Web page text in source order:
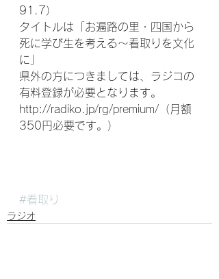
91.7）
タイトルは「お遍路の里・四国から
死に学び生を考える～看取りを文化
に」
県外の方につきましては、ラジコの
有料登録が必要となります。
http://radiko.jp/rg/premium/（月額
350円必要です。）
#看取り
ラジオ